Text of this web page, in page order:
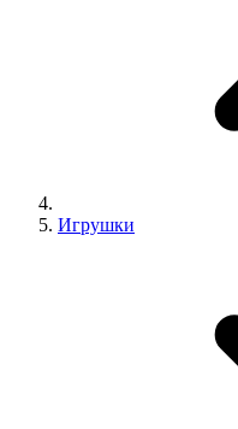
Игрушки